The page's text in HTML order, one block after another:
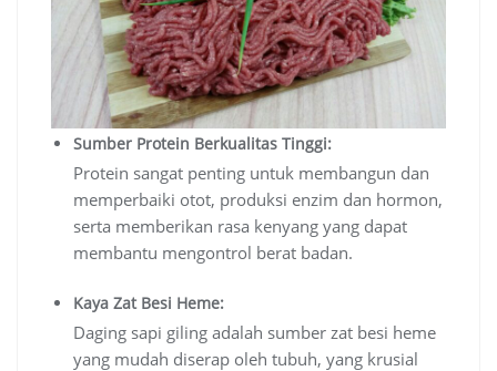
Sumber Protein Berkualitas Tinggi:
Protein sangat penting untuk membangun dan
memperbaiki otot, produksi enzim dan hormon,
serta memberikan rasa kenyang yang dapat
membantu mengontrol berat badan.
Kaya Zat Besi Heme:
Daging sapi giling adalah sumber zat besi heme
yang mudah diserap oleh tubuh, yang krusial